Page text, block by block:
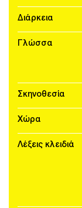
Διάρκεια
Γλώσσα
Σκηνοθεσία
Χώρα
Λέξεις κλειδιά